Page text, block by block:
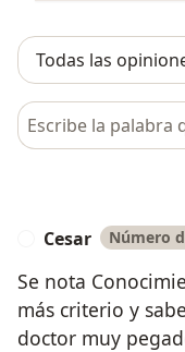
Busca en opiniones
Cesar Número
Se nota
más criterio y
doctor muy